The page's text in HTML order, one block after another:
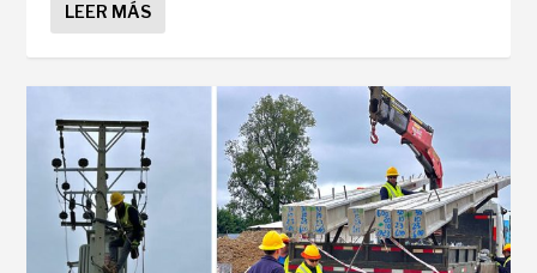
LEER MÁS